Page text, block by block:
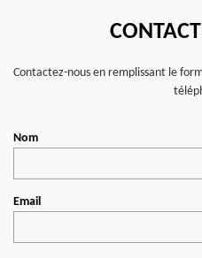
Contactez-nous en remplissant le
Nom
Email